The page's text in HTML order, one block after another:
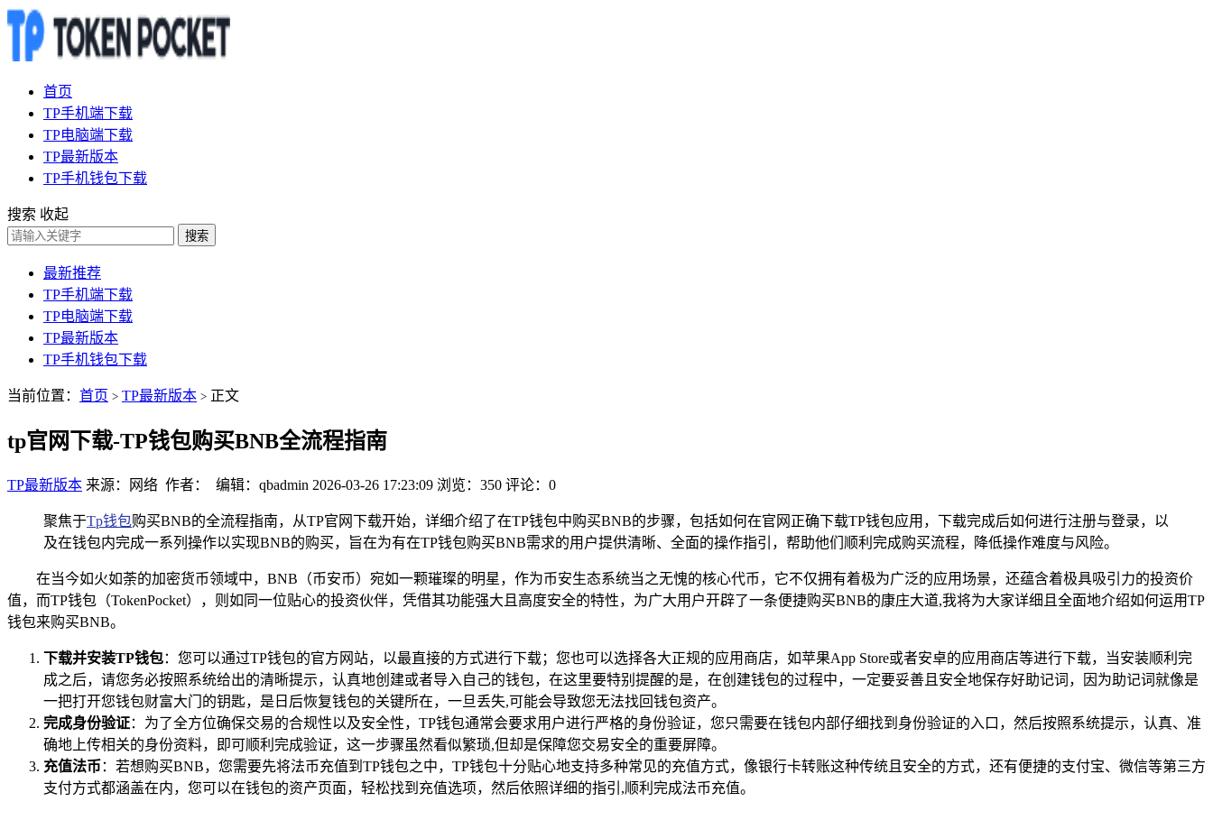
首页
TP手机端下载
TP电脑端下载
TP最新版本
TP手机钱包下载
搜索 收起
搜索
最新推荐
TP手机端下载
TP电脑端下载
TP最新版本
TP手机钱包下载
当前位置： 首页 > TP最新版本 > 正文
tp官网下载-TP钱包购买BNB全流程指南
TP最新版本 来源：网络 作者： 编辑：qbadmin 2026-03-26 17:23:09 浏览：350 评论：0
聚焦于Tp钱包购买BNB的全流程指南，从TP官网下载开始，详细介绍了在TP钱包中购买BNB的步骤，包括如何在官网正确下载TP钱包应用，下载完成后如何进行注册与登录，以
及在钱包内完成一系列操作以实现BNB的购买，旨在为有在TP钱包购买BNB需求的用户提供清晰、全面的操作指引，帮助他们顺利完成购买流程，降低操作难度与风险。
在当今如火如荼的加密货币领域中，BNB（币安币）宛如一颗璀璨的明星，作为币安生态系统当之无愧的核心代币，它不仅拥有着极为广泛的应用场景，还蕴含着极具吸引力的投资价
值，而TP钱包（TokenPocket），则如同一位贴心的投资伙伴，凭借其功能强大且高度安全的特性，为广大用户开辟了一条便捷购买BNB的康庄大道,我将为大家详细且全面地介绍如何运用TP
钱包来购买BNB。
下载并安装TP钱包：您可以通过TP钱包的官方网站，以最直接的方式进行下载；您也可以选择各大正规的应用商店，如苹果App Store或者安卓的应用商店等进行下载，当安装顺利完
成之后，请您务必按照系统给出的清晰提示，认真地创建或者导入自己的钱包，在这里要特别提醒的是，在创建钱包的过程中，一定要妥善且安全地保存好助记词，因为助记词就像是
一把打开您钱包财富大门的钥匙，是日后恢复钱包的关键所在，一旦丢失,可能会导致您无法找回钱包资产。
完成身份验证：为了全方位确保交易的合规性以及安全性，TP钱包通常会要求用户进行严格的身份验证，您只需要在钱包内部仔细找到身份验证的入口，然后按照系统提示，认真、准
确地上传相关的身份资料，即可顺利完成验证，这一步骤虽然看似繁琐,但却是保障您交易安全的重要屏障。
充值法币 ：若想购买BNB，您需要先将法币充值到TP钱包之中，TP钱包十分贴心地支持多种常见的充值方式，像银行卡转账这种传统且安全的方式，还有便捷的支付宝、微信等第三方
支付方式都涵盖在内，您可以在钱包的资产页面，轻松找到充值选项，然后依照详细的指引,顺利完成法币充值。